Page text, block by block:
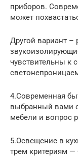
приборов.
может
Другой вариант
чувствительны к
4.Современная
выбранный вами
мебели и вопрос
5.Освещение в
трем критериям